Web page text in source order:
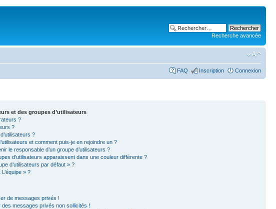
Recherche avancée
FAQ Inscription Connexion
et des groupes d’utilisateurs
?
?
?
et comment puis-je en rejoindre un ?
le responsable d’un groupe d’utilisateurs ?
d’utilisateurs apparaissent dans une couleur différente ?
d’utilisateurs par défaut » ?
» ?
de messages privés !
messages privés non sollicités !